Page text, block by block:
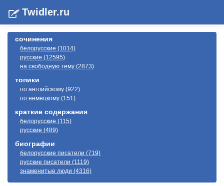
Twidler.ru
сочинения
белорусские (1014)
русские (12595)
на свободную тему (2873)
топики
по английскому (922)
по немецкому (151)
краткие содержания
белорусские (115)
русские (489)
биографии
белорусские писатели (719)
русские писатели (1119)
знаменитые люди (4316)